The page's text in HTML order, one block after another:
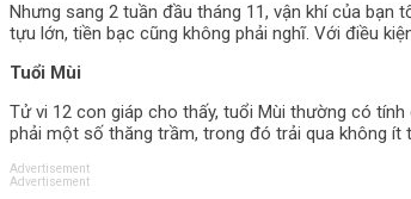
Nhưng sang 2 tuần đầu tháng 11, vận khí của
tựu lớn, tiền bạc cũng không phải nghĩ. Với điều
Tuổi Mùi
Tử vi 12 con giáp cho thấy, tuổi Mùi thường có
phải một số thăng trầm, trong đó trải qua không ít
Advertisement
Advertisement